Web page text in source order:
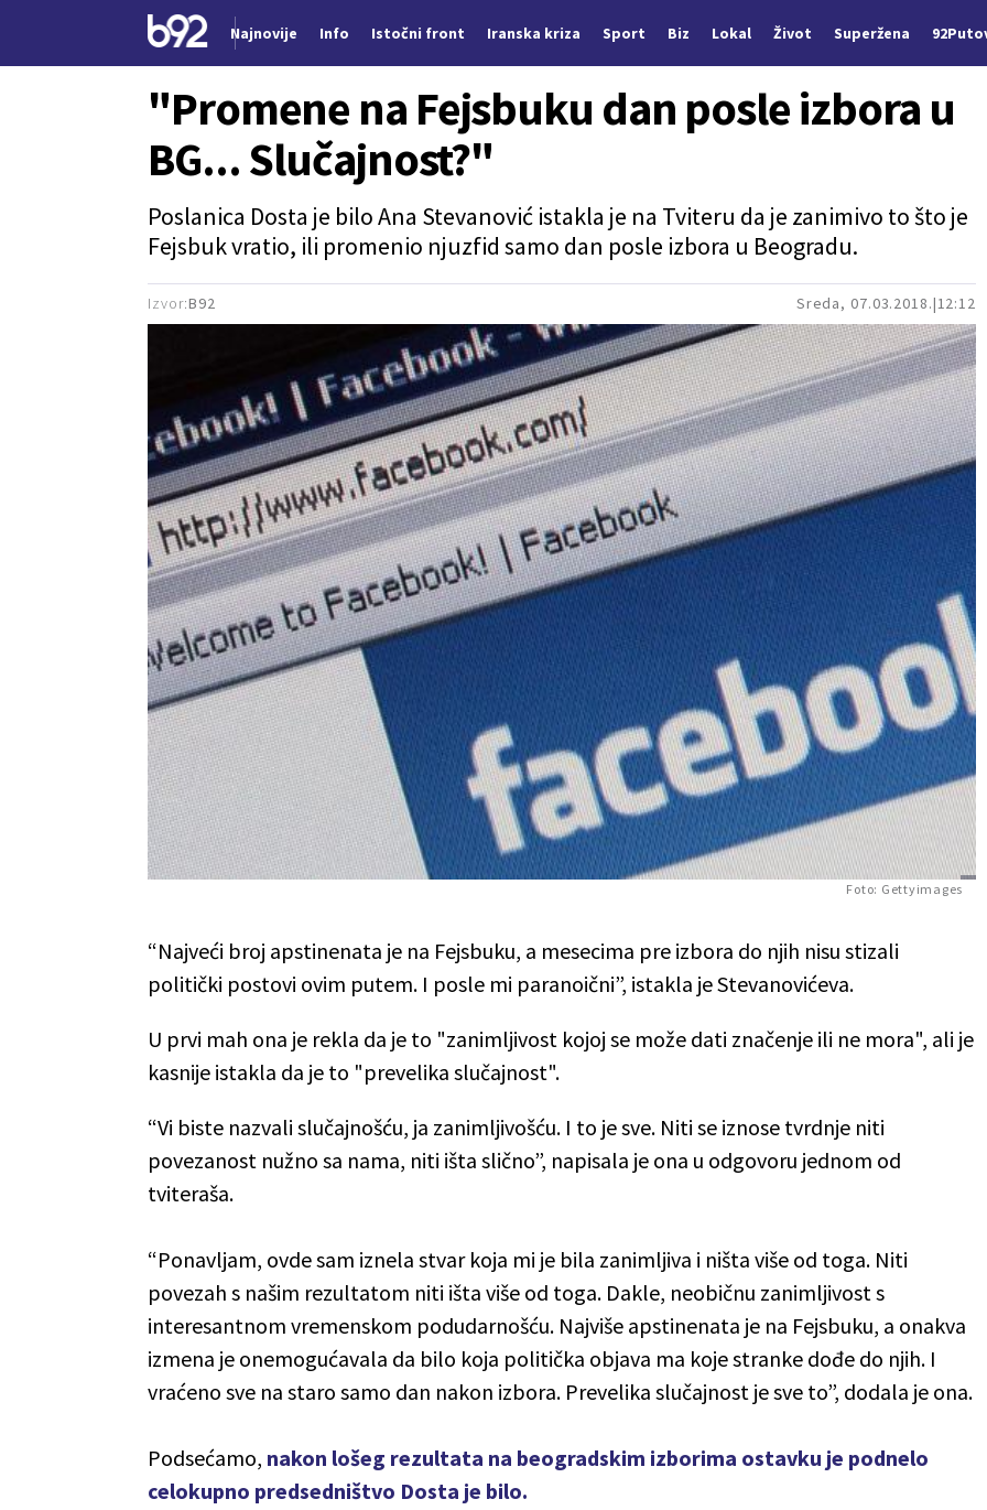
Najnovije Info Istočni front Iranska kriza Sport Biz Lokal Život Superžena
Sreda, 07.03.2018. 12:12
"Promene na Fejsbuku dan posle izbora u
BG... Slučajnost?"
Poslanica Dosta je bilo Ana Stevanović istakla je na Tviteru da je zanimivo to što je
Fejsbuk vratio, ili promenio njuzfid samo dan posle izbora u Beogradu.
Izvor:B92
Foto: Gettyimages
“Najveći broj apstinenata je na Fejsbuku, a mesecima pre izbora do njih nisu stizali
politički postovi ovim putem. I posle mi paranoični”, istakla je Stevanovićeva.
U prvi mah ona je rekla da je to "zanimljivost kojoj se može dati značenje ili ne mora", ali je
kasnije istakla da je to "prevelika slučajnost".
“Vi biste nazvali slučajnošću, ja zanimljivošću. I to je sve. Niti se iznose tvrdnje niti
povezanost nužno sa nama, niti išta slično”, napisala je ona u odgovoru jednom od
tviteraša.
“Ponavljam, ovde sam iznela stvar koja mi je bila zanimljiva i ništa više od toga. Niti
povezah s našim rezultatom niti išta više od toga. Dakle, neobičnu zanimljivost s
interesantnom vremenskom podudarnošću. Najviše apstinenata je na Fejsbuku, a onakva
izmena je onemogućavala da bilo koja politička objava ma koje stranke dođe do njih. I
vraćeno sve na staro samo dan nakon izbora. Prevelika slučajnost je sve to”, dodala je ona.
Podsećamo, nakon lošeg rezultata na beogradskim izborima ostavku je podnelo
celokupno predsedništvo Dosta je bilo.